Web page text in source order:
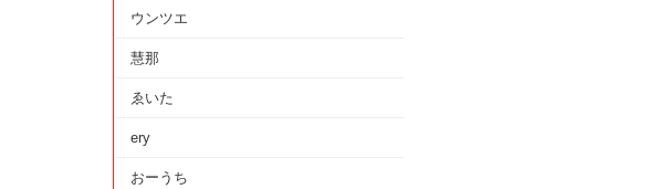
ウンツエ
慧那
ゑいた
ery
おーうち